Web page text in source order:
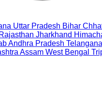
Uttar Pradesh Bihar
Rajasthan Jharkhand
Andhra Pradesh Telangana
Assam West Bengal